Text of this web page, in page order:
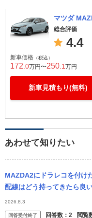
マツダ
総合評価
4.4
新車価格 （税込）
172 .0万円〜250 .1 万円
新車見積もり(無料)
あわせて知りたい
MAZDA2にドラレコを付け
配線はどう持ってきたら良
ば参考にしたいです。
2026.8.3
回答受付終了 回答数： 2 閲覧